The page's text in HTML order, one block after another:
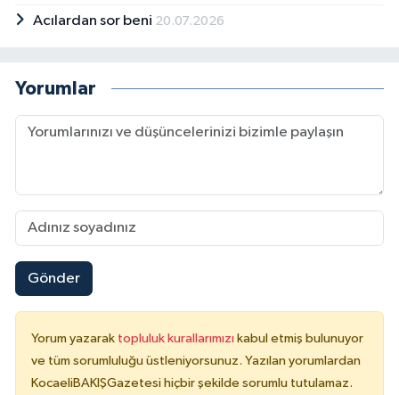
Acılardan sor beni 20.07.2026
Yorumlar
Gönder
Yorum yazarak topluluk kurallarımızı kabul etmiş bulunuyor
ve tüm sorumluluğu üstleniyorsunuz. Yazılan yorumlardan
KocaeliBAKIŞGazetesi hiçbir şekilde sorumlu tutulamaz.